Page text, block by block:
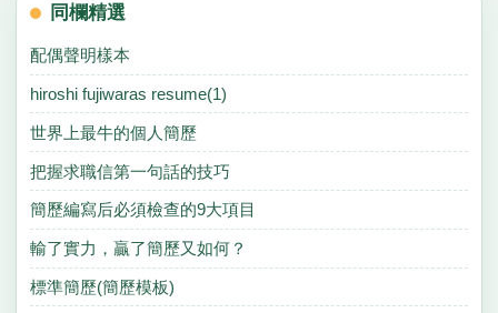
同欄精選
配偶聲明樣本
hiroshi fujiwaras resume(1)
世界上最牛的個人簡歷
把握求職信第一句話的技巧
簡歷編寫后必須檢查的9大項目
輸了實力，贏了簡歷又如何？
標準簡歷(簡歷模板)